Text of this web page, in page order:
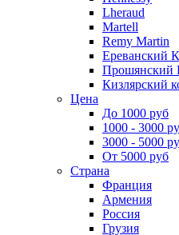
Lheraud
Martell
Remy Martin
Ереванский
Прошянский
Кизлярский
Цена
До 1000 руб
1000 - 3000
3000 - 5000
От 5000 руб
Страна
Франция
Армения
Россия
Грузия